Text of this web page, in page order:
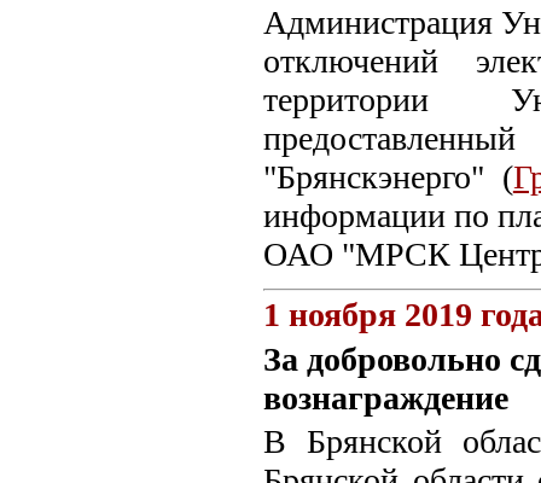
Администрация
отключений
территории
"Брянскэнерго" (
информации по
ОАО "МРСК
1 ноября 2019
За добровольно
вознаграждение
В Брянской